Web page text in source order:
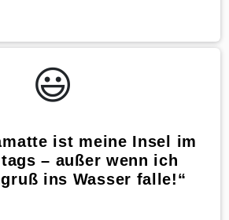
😃️
ist meine Insel im
– außer wenn ich
ins Wasser falle!“